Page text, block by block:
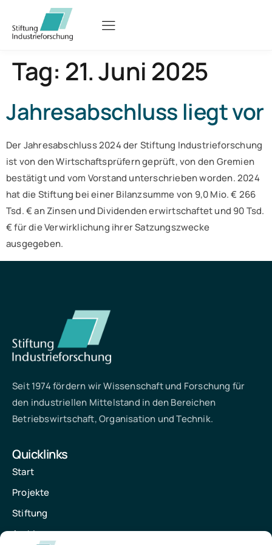
Tag: 21. Juni 2025
Jahresabschluss liegt vor
Der Jahresabschluss 2024 der Stiftung Industrieforschung
ist von den Wirtschaftsprüfern geprüft, von den Gremien
bestätigt und vom Vorstand unterschrieben worden. 2024
hat die Stiftung bei einer Bilanzsumme von 9,0 Mio. € 266
Tsd. € an Zinsen und Dividenden erwirtschaftet und 90 Tsd.
€ für die Verwirklichung ihrer Satzungszwecke
ausgegeben.
Seit 1974 fördern wir Wissenschaft und Forschung für
den industriellen Mittelstand in den Bereichen
Betriebswirtschaft, Organisation und Technik.
Quicklinks
Start
Projekte
Stiftung
Archiv